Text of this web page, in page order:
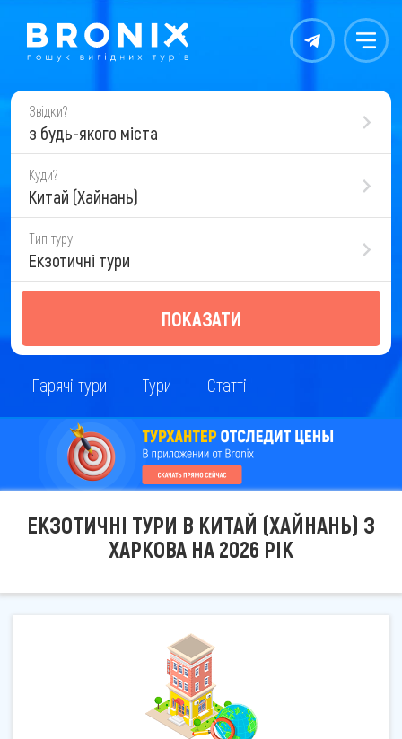
Контакты Меню
Звідки?
з будь-якого міста
Куди?
Китай (Хайнань)
Тип туру
Екзотичні тури
ПОКАЗАТИ
Гарячі тури Тури Статті
ЕКЗОТИЧНІ ТУРИ В КИТАЙ (ХАЙНАНЬ) З
ХАРКОВА НА 2026 РІК